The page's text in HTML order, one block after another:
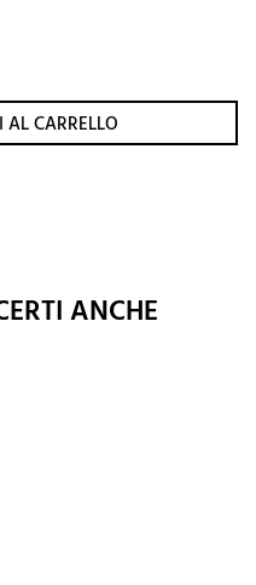
CARRELLO
ANCHE